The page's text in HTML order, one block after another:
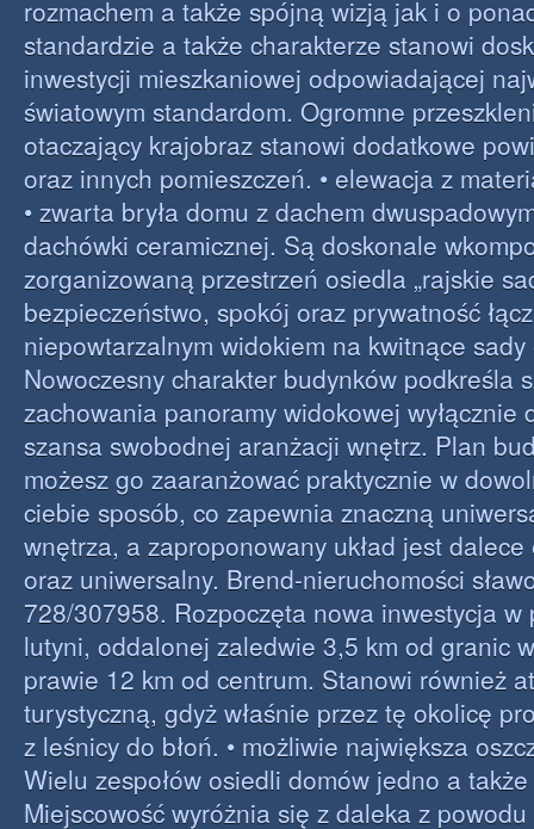
rozmachem a także spójną wizją jak i o
standardzie a także charakterze stanowi
inwestycji mieszkaniowej odpowiadającej
światowym standardom. Ogromne
otaczający krajobraz stanowi dodatkowe
oraz innych pomieszczeń. • elewacja z
• zwarta bryła domu z dachem
dachówki ceramicznej. Są doskonale
zorganizowaną przestrzeń osiedla „rajskie
bezpieczeństwo, spokój oraz prywatność
niepowtarzalnym widokiem na kwitnące
Nowoczesny charakter budynków podkreśla
zachowania panoramy widokowej wyłącznie
szansa swobodnej aranżacji wnętrz. Plan
możesz go zaaranżować praktycznie w
ciebie sposób, co zapewnia znaczną
wnętrza, a zaproponowany układ jest
oraz uniwersalny. Brend-nieruchomości
728/307958. Rozpoczęta nowa inwestycja w
lutyni, oddalonej zaledwie 3,5 km od granic
prawie 12 km od centrum. Stanowi również
turystyczną, gdyż właśnie przez tę okolicę
z leśnicy do błoń. • możliwie największa
Wielu zespołów osiedli domów jedno a
Miejscowość wyróżnia się z daleka z